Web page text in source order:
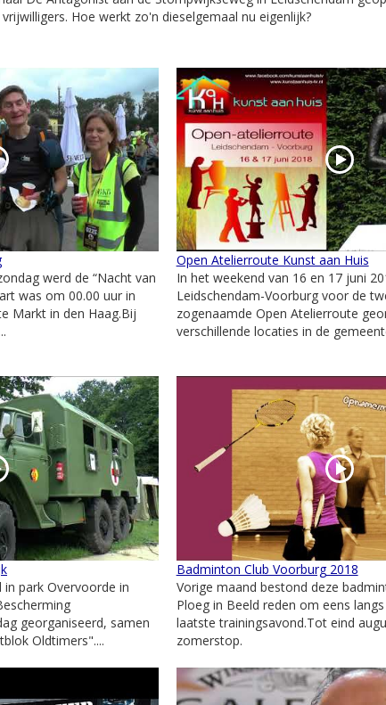
Hoe werkt zo'n dieselgemaal nu eigenlijk?
werd de “Nacht van
was om 00.00 uur in
Markt in den Haag.Bij
Open Atelierroute Kunst aan Huis
In het weekend van 16 en 17 juni
Leidschendam-Voorburg voor de
zogenaamde Open Atelierroute
verschillende locaties in de
park Overvoorde in
georganiseerd, samen
Oldtimers"....
Badminton Club Voorburg 2018
Vorige maand bestond deze
Ploeg in Beeld reden om eens
laatste trainingsavond.Tot eind
zomerstop.